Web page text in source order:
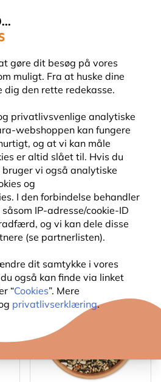
gøre dit besøg på vores
muligt. Fra at huske dine
den rette redekasse.
privatlivsvenlige analytiske
webshoppen kan fungere
og at vi kan måle
er altid slået til. Hvis du
vi også analytiske
og
I den forbindelse behandler
IP-adresse/cookie-ID
og vi kan dele disse
(se partnerlisten).
dit samtykke i vores
også kan finde via linket
“Cookies”. Mere
privatlivserklæring.
over 499 kr.
passer til både fuglene og
finder du klassiske
alternativer og bla
10% RABAT